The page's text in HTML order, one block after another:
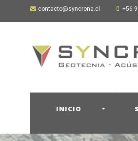
contacto@syncrona.cl +56
INICIO